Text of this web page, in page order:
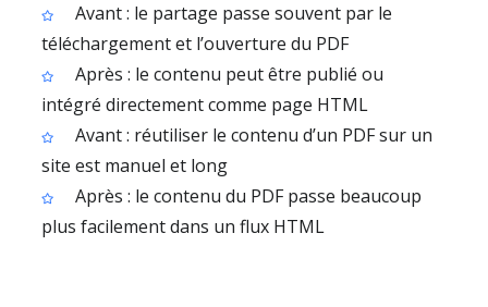
Avant : le partage passe souvent par le
téléchargement et l’ouverture du PDF
Après : le contenu peut être publié ou
intégré directement comme page HTML
Avant : réutiliser le contenu d’un PDF sur un
site est manuel et long
Après : le contenu du PDF passe beaucoup
plus facilement dans un flux HTML